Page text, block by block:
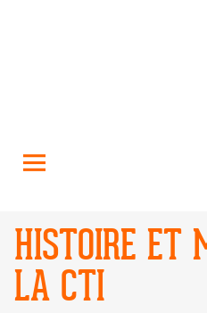
HISTOIRE ET
LA CTI